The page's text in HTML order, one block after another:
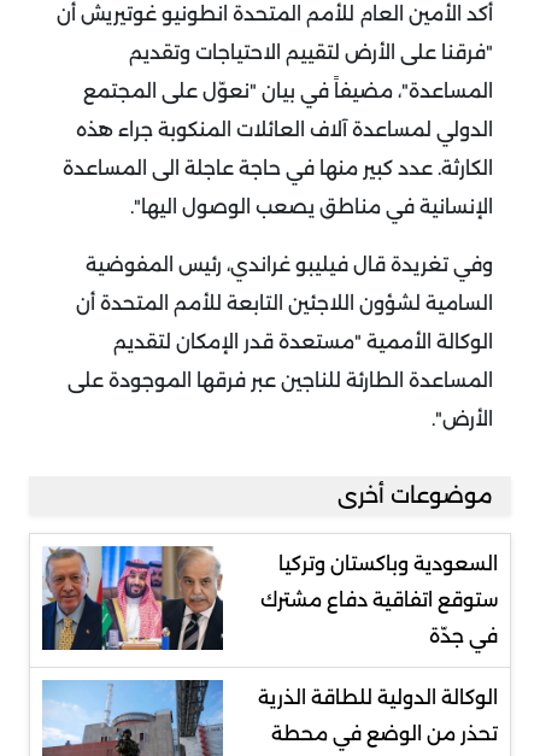
أكد الأمين العام للأمم المتحدة انطونيو غوتيريش أن
"فرقنا على الأرض لتقييم الاحتياجات وتقديم
المساعدة"، مضيفاً في بيان "نعوّل على المجتمع
الدولي لمساعدة آلاف العائلات المنكوبة جراء هذه
الكارثة. عدد كبير منها في حاجة عاجلة الى المساعدة
الإنسانية في مناطق يصعب الوصول اليها".
وفي تغريدة قال فيليبو غراندي، رئيس المفوضية
السامية لشؤون اللاجئين التابعة للأمم المتحدة أن
الوكالة الأممية "مستعدة قدر الإمكان لتقديم
المساعدة الطارئة للناجين عبر فرقها الموجودة على
الأرض".
موضوعات أخرى
السعودية وباكستان وتركيا
ستوقع اتفاقية دفاع مشترك
في جدّة
الوكالة الدولية للطاقة الذرية
تحذر من الوضع في محطة